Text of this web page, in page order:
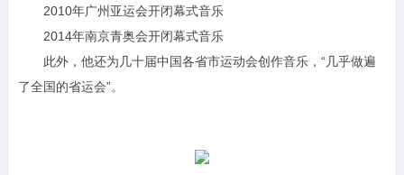
2010年广州亚运会开闭幕式音乐
2014年南京青奥会开闭幕式音乐
此外，他还为几十届中国各省市运动会创作音乐，“几乎做遍
了全国的省运会”。